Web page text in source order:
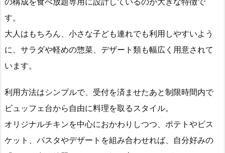
す。
大人はもちろん、小さな子ども連れでも利用しやすいよう
に、サラダや軽めの惣菜、デザート類も幅広く用意されて
います。
利用方法はシンプルで、受付を済ませたあと制限時間内で
ビュッフェ台から自由に料理を取るスタイル。
オリジナルチキンを中心におかわりしつつ、ポテトやビス
ケット、パスタやデザートを組み合わせれば、自分好みの